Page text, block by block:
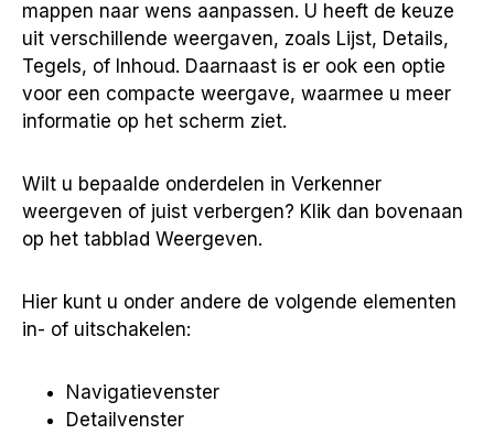
mappen naar wens aanpassen. U heeft de keuze
uit verschillende weergaven, zoals Lijst, Details,
Tegels, of Inhoud. Daarnaast is er ook een optie
voor een compacte weergave, waarmee u meer
informatie op het scherm ziet.
Wilt u bepaalde onderdelen in Verkenner
weergeven of juist verbergen? Klik dan bovenaan
op het tabblad Weergeven.
Hier kunt u onder andere de volgende elementen
in- of uitschakelen:
Navigatievenster
Detailvenster